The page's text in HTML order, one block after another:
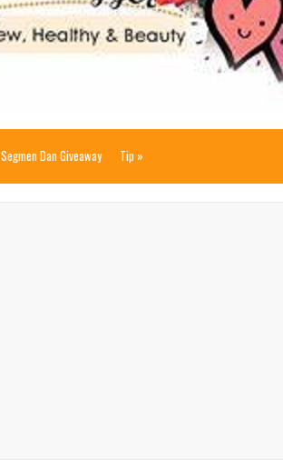
Segmen Dan Giveaway Tip »